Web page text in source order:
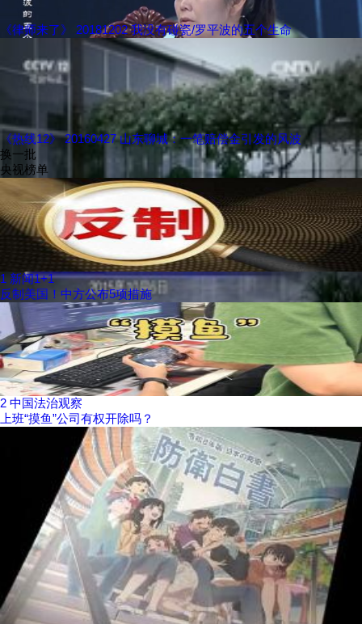
《律师来了》 20181202 我没有碰瓷/罗平波的五个生命
《热线12》 20160427 山东聊城：一笔赔偿金引发的风波
换一批
央视榜单
1 新闻1+1
反制美国！中方公布5项措施
2 中国法治观察
上班“摸鱼”公司有权开除吗？